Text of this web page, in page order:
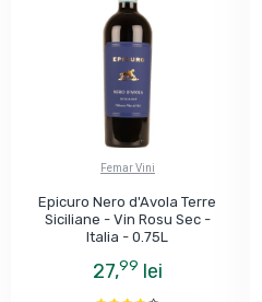
Femar Vini
Epicuro Nero d'Avola Terre
Siciliane - Vin Rosu Sec -
Italia - 0.75L
27,99 lei